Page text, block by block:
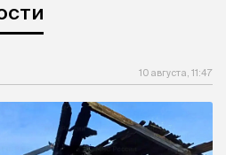
10 августа, 11:47